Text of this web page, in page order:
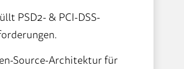
PSD2- & PCI-DSS-
Source-Architektur für